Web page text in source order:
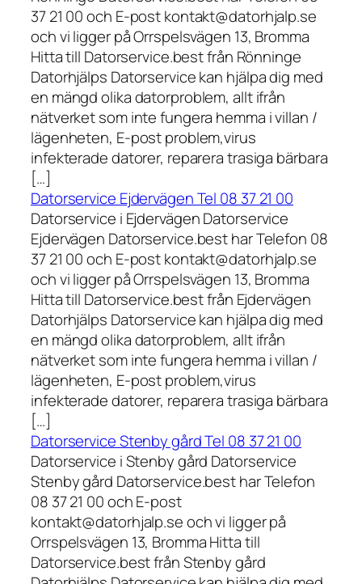
37 21 00 och E-post kontakt@datorhjalp.se
och vi ligger på Orrspelsvägen 13, Bromma
Hitta till Datorservice.best från Rönninge
Datorhjälps Datorservice kan hjälpa dig med
en mängd olika datorproblem, allt ifrån
nätverket som inte fungera hemma i villan /
lägenheten, E-post problem,virus
infekterade datorer, reparera trasiga bärbara
[…]
Datorservice Ejdervägen Tel 08 37 21 00
Datorservice i Ejdervägen Datorservice
Ejdervägen Datorservice.best har Telefon 08
37 21 00 och E-post kontakt@datorhjalp.se
och vi ligger på Orrspelsvägen 13, Bromma
Hitta till Datorservice.best från Ejdervägen
Datorhjälps Datorservice kan hjälpa dig med
en mängd olika datorproblem, allt ifrån
nätverket som inte fungera hemma i villan /
lägenheten, E-post problem,virus
infekterade datorer, reparera trasiga bärbara
[…]
Datorservice Stenby gård Tel 08 37 21 00
Datorservice i Stenby gård Datorservice
Stenby gård Datorservice.best har Telefon
08 37 21 00 och E-post
kontakt@datorhjalp.se och vi ligger på
Orrspelsvägen 13, Bromma Hitta till
Datorservice.best från Stenby gård